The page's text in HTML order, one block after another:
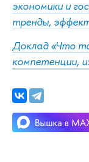
экономики и
тренды,
Доклад «Что
компетенции,